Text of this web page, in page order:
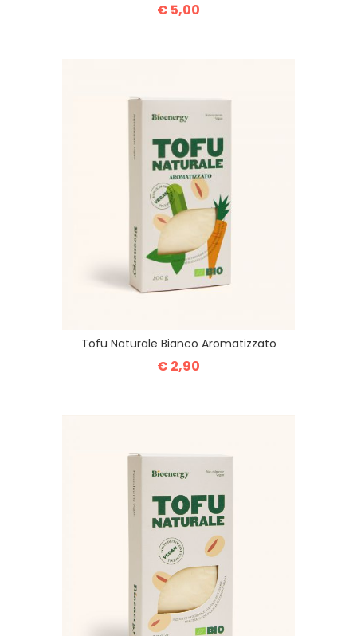
€ 5,00
Tofu Naturale Bianco Aromatizzato
€ 2,90